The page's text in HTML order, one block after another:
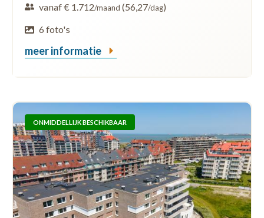
vanaf € 1.712/maand (56,27/dag)
6 foto's
meer informatie
ONMIDDELLIJK BESCHIKBAAR